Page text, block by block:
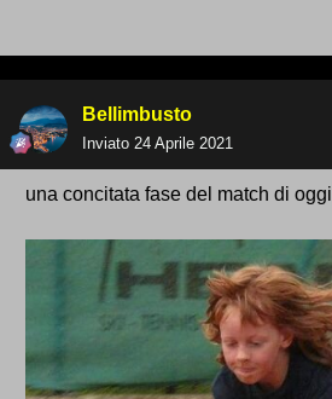
Bellimbusto
Inviato 24 Aprile 2021
una concitata fase del match di oggi